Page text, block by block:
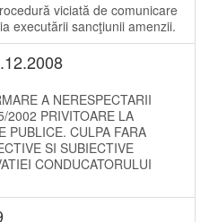
viciată de comunicare
executării sancţiunii amenzii.
A NERESPECTARII
2002 PRIVITOARE LA
PUBLICE. CULPA FARA
SI SUBIECTIVE
CONDUCATORULUI